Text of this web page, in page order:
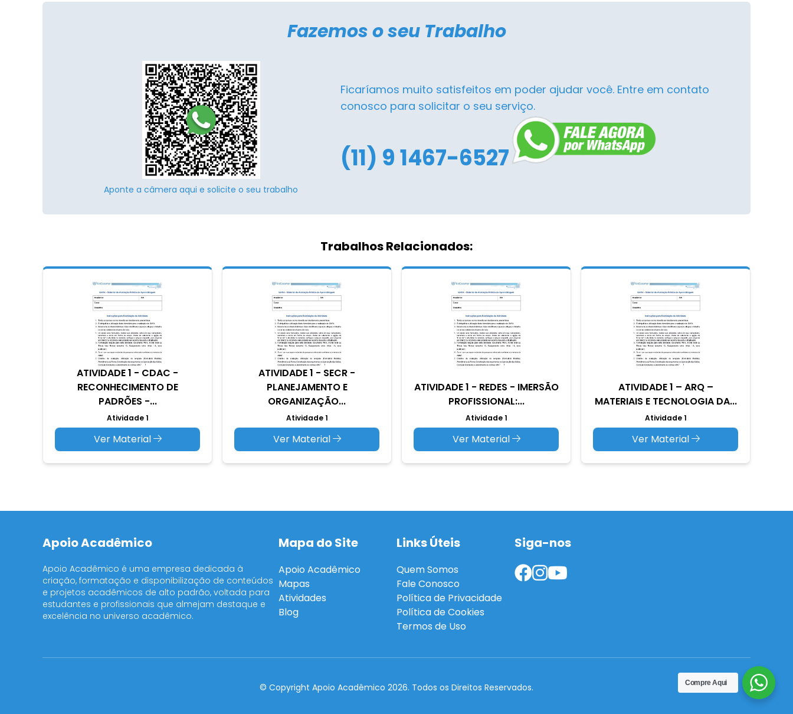
Compre Aqui
Fazemos o seu Trabalho
Aponte a câmera aqui e solicite o seu trabalho
Ficaríamos muito satisfeitos em poder ajudar você. Entre em contato
conosco para solicitar o seu serviço.
(11) 9 1467-6527
Trabalhos Relacionados:
ATIVIDADE 1 - CDAC -
RECONHECIMENTO DE
PADRÕES -...
Atividade 1
Ver Material
ATIVIDADE 1 - SECR -
PLANEJAMENTO E
ORGANIZAÇÃO...
Atividade 1
Ver Material
ATIVIDADE 1 - REDES - IMERSÃO
PROFISSIONAL:...
Atividade 1
Ver Material
ATIVIDADE 1 – ARQ –
MATERIAIS E TECNOLOGIA DA...
Atividade 1
Ver Material
Apoio Acadêmico
Apoio Acadêmico é uma empresa dedicada à
criação, formatação e disponibilização de conteúdos
e projetos acadêmicos de alto padrão, voltada para
estudantes e profissionais que almejam destaque e
excelência no universo acadêmico.
Mapa do Site
Apoio Acadêmico
Mapas
Atividades
Blog
Links Úteis
Quem Somos
Fale Conosco
Política de Privacidade
Política de Cookies
Termos de Uso
Siga-nos
© Copyright Apoio Acadêmico 2026. Todos os Direitos Reservados.